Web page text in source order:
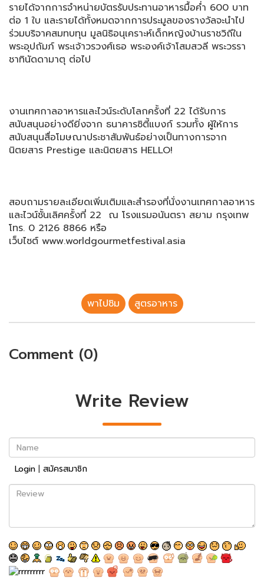
รายได้จากการจำหน่ายบัตรรับประทานอาหารมื้อค่ำ 600 บาท
ต่อ 1 ใบ และรายได้ทั้งหมดจากการประมูลของรางวัลจะนำไป
ร่วมบริจาคสมทบทุน มูลนิธิอนุเคราะห์เด็กหญิงบ้านราชวิถีใน
พระอุปถัมภ์ พระเจ้าวรวงศ์เธอ พระองค์เจ้าโสมสวลี พระวรรา
ชาทินัดดามาตุ ต่อไป
งานเทศกาลอาหารและไวน์ระดับโลกครั้งที่ 22 ได้รับการ
สนับสนุนอย่างดียิ่งจาก ธนาคารซิตี้แบงก์ รวมทั้ง ผู้ให้การ
สนับสนุนสื่อโมษณาประชาสัมพันธ์อย่างเป็นทางการจาก
นิตยสาร Prestige และนิตยสาร HELLO!
สอบถามรายละเอียดเพิ่มเติมและสำรองที่นั่งงานเทศกาลอาหาร
และไวน์ชั้นเลิศครั้งที่ 22 ณ โรงแรมอนันตรา สยาม กรุงเทพ
โทร. 0 2126 8866 หรือ
เว็บไซต์ www.worldgourmetfestival.asia
พาไปชิม สูตรอาหาร
Comment (0)
Write Review
Name
Login | สมัครสมาชิก
Review